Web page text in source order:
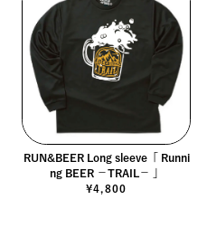
RUN&BEER Long sleeve「 Runni
ng BEER －TRAIL－ 」
¥4,800